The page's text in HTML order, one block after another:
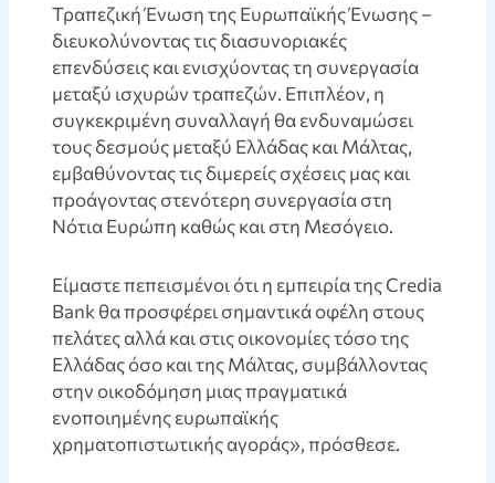
Τραπεζική Ένωση της Ευρωπαϊκής Ένωσης –
διευκολύνοντας τις διασυνοριακές
επενδύσεις και ενισχύοντας τη συνεργασία
μεταξύ ισχυρών τραπεζών. Επιπλέον, η
συγκεκριμένη συναλλαγή θα ενδυναμώσει
τους δεσμούς μεταξύ Ελλάδας και Μάλτας,
εμβαθύνοντας τις διμερείς σχέσεις μας και
προάγοντας στενότερη συνεργασία στη
Νότια Ευρώπη καθώς και στη Μεσόγειο.
Είμαστε πεπεισμένοι ότι η εμπειρία της Credia
Bank θα προσφέρει σημαντικά οφέλη στους
πελάτες αλλά και στις οικονομίες τόσο της
Ελλάδας όσο και της Μάλτας, συμβάλλοντας
στην οικοδόμηση μιας πραγματικά
ενοποιημένης ευρωπαϊκής
χρηματοπιστωτικής αγοράς», πρόσθεσε.